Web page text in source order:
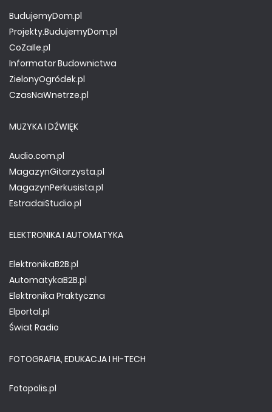
BudujemyDom.pl
Projekty.BudujemyDom.pl
CoZaIle.pl
Informator Budownictwa
ZielonyOgródek.pl
CzasNaWnetrze.pl
MUZYKA I DŹWIĘK
Audio.com.pl
MagazynGitarzysta.pl
MagazynPerkusista.pl
EstradaiStudio.pl
ELEKTRONIKA I AUTOMATYKA
ElektronikaB2B.pl
AutomatykaB2B.pl
Elektronika Praktyczna
Elportal.pl
Świat Radio
FOTOGRAFIA, EDUKACJA I HI-TECH
Fotopolis.pl